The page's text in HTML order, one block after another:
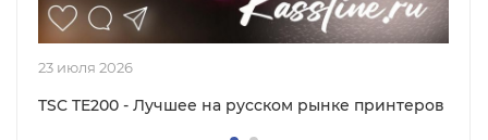
23 июля 2026
TSC TE200 - Лучшее на русском рынке принтеров